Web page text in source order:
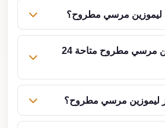
ليموزين مرسي مطروح؟
هل خدمة ليموزين مرسي مطروح متاحة 24
مرسي مطروح؟